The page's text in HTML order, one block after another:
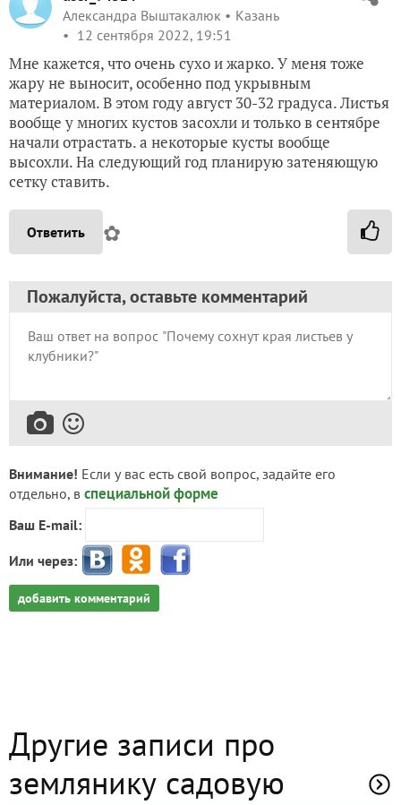
Александра Выштакалюк
Казань
12 сентября 2022, 19:51
Мне кажется, что очень сухо и жарко. У меня тоже
жару не выносит, особенно под укрывным
материалом. В этом году август 30-32 градуса. Листья
вообще у многих кустов засохли и только в сентябре
начали отрастать. а некоторые кусты вообще
высохли. На следующий год планирую затеняющую
сетку ставить.
Ответить ✿
Пожалуйста, оставьте комментарий
Внимание! Если у вас есть свой вопрос, задайте его
отдельно, в специальной форме
Ваш E-mail:
Или через:
добавить комментарий
Другие записи про
землянику садовую